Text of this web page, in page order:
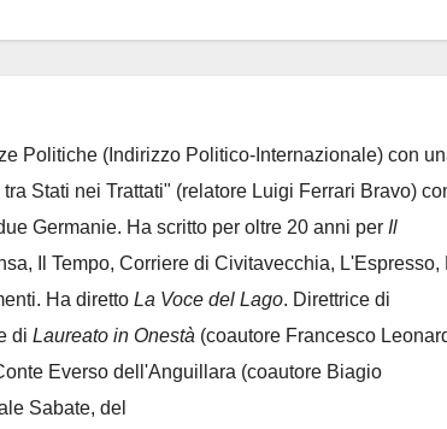
Politiche (Indirizzo Politico-Internazionale) con
Stati nei Trattati" (relatore Luigi Ferrari Bravo)
Germanie. Ha scritto per oltre 20 anni per Il
Il Tempo, Corriere di Civitavecchia, L'Espresso,
Ha diretto La Voce del Lago. Direttrice di
di Laureato in Onestà (coautore Francesco
Everso dell'Anguillara (coautore Biagio
Sabate, del